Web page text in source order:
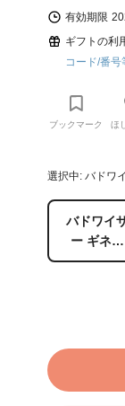
有効期限
ギフトの利
コード/番
ブックマーク ほ
選択中: バドワ
バドワイ
ー ギネス
エクスト